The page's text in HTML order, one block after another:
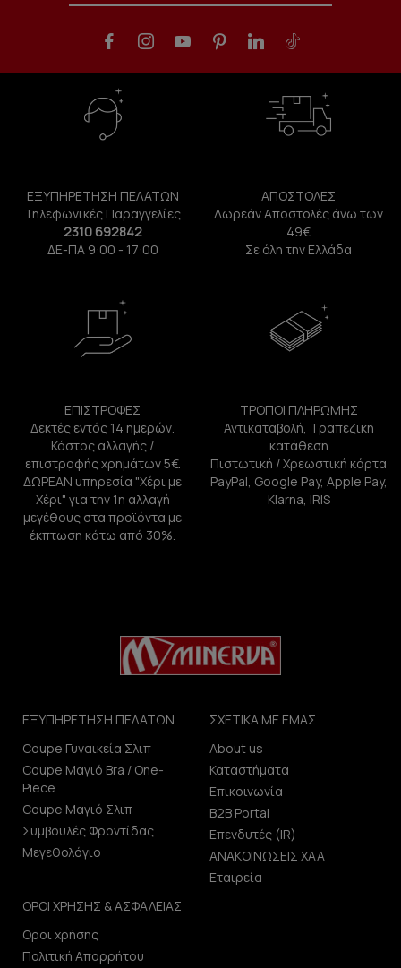
ΕΞΥΠΗΡΕΤΗΣΗ ΠΕΛΑΤΩΝ
Τηλεφωνικές Παραγγελίες
2310 692842
ΔΕ-ΠΑ 9:00 - 17:00
ΑΠΟΣΤΟΛΕΣ
Δωρεάν Αποστολές άνω των
49€
Σε όλη την Ελλάδα
ΕΠΙΣΤΡΟΦΕΣ
Δεκτές εντός 14 ημερών.
Κόστος αλλαγής /
επιστροφής χρημάτων 5€.
ΔΩΡΕΑΝ υπηρεσία "Χέρι με
Χέρι" για την 1η αλλαγή
μεγέθους στα προϊόντα με
έκπτωση κάτω από 30%.
ΤΡΟΠΟΙ ΠΛΗΡΩΜΗΣ
Αντικαταβολή, Τραπεζική
κατάθεση
Πιστωτική / Χρεωστική κάρτα
PayPal, Google Pay, Apple Pay,
Klarna, IRIS
ΕΞΥΠΗΡΕΤΗΣΗ ΠΕΛΑΤΩΝ
Coupe Γυναικεία Σλιπ
Coupe Μαγιό Bra / One-
Piece
Coupe Μαγιό Σλιπ
Συμβουλές Φροντίδας
Μεγεθολόγιο
ΣΧΕΤΙΚΑ ΜΕ ΕΜΑΣ
About us
Καταστήματα
Επικοινωνία
B2B Portal
Επενδυτές (IR)
ΑΝΑΚΟΙΝΩΣΕΙΣ ΧΑΑ
Εταιρεία
ΟΡΟΙ ΧΡΗΣΗΣ & ΑΣΦΑΛΕΙΑΣ
Οροι χρήσης
Πολιτική Απορρήτου